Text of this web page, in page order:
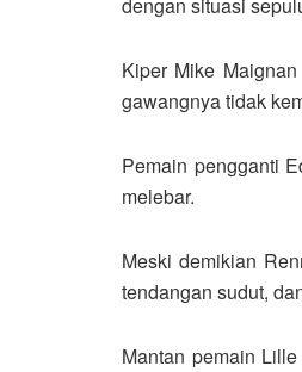
dengan situasi
Kiper Mike
gawangnya tidak
Pemain pengganti
melebar.
Meski demikian
tendangan sudut,
Mantan pemain